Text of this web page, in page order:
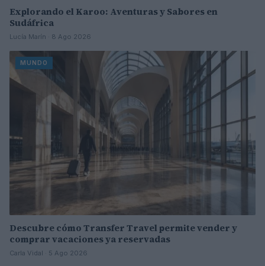
Explorando el Karoo: Aventuras y Sabores en
Sudáfrica
Lucía Marín · 8 Ago 2026
MUNDO
Descubre cómo Transfer Travel permite vender y
comprar vacaciones ya reservadas
Carla Vidal · 5 Ago 2026